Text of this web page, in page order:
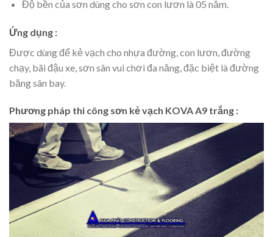
Độ bền của sơn dùng cho sơn con lươn là 05 năm.
Ứng dụng :
Được dùng để kẻ vạch cho nhựa đường, con lươn, đường
chạy, bãi đậu xe, sơn sân vui chơi đa năng, đặc biệt là đường
băng sân bay.
Phương pháp thi công sơn kẻ vạch KOVA A9 trắng :